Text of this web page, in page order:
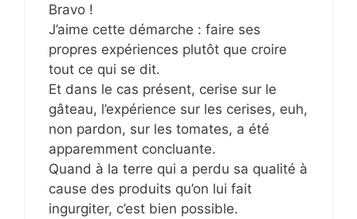
Bravo !
J’aime cette démarche : faire ses
propres expériences plutôt que croire
tout ce qui se dit.
Et dans le cas présent, cerise sur le
gâteau, l’expérience sur les cerises, euh,
non pardon, sur les tomates, a été
apparemment concluante.
Quand à la terre qui a perdu sa qualité à
cause des produits qu’on lui fait
ingurgiter, c’est bien possible.